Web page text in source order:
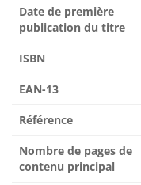
Date de première
publication du titre
ISBN
EAN-13
Référence
Nombre de pages de
contenu principal